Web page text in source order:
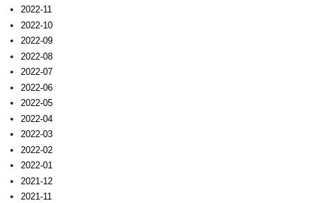
2022-11
2022-10
2022-09
2022-08
2022-07
2022-06
2022-05
2022-04
2022-03
2022-02
2022-01
2021-12
2021-11